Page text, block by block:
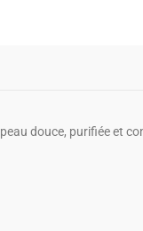
douce, purifiée et